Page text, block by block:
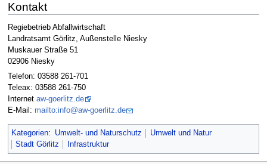
Kontakt
Regiebetrieb Abfallwirtschaft
Landratsamt Görlitz, Außenstelle Niesky
Muskauer Straße 51
02906 Niesky
Telefon: 03588 261-701
Teleax: 03588 261-750
Internet aw-goerlitz.de
E-Mail: mailto:info@aw-goerlitz.de
Kategorien: Umwelt- und Naturschutz
Umwelt und Natur
Stadt Görlitz
Infrastruktur